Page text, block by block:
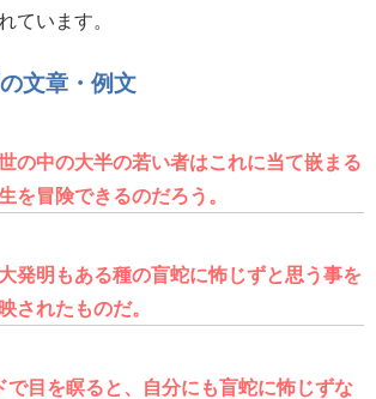
ています。
文章・例文
の中の大半の若い者はこれに当て嵌まる
を冒険できるのだろう。
発明もある種の盲蛇に怖じずと思う事を
されたものだ。
で目を瞑ると、自分にも盲蛇に怖じずな